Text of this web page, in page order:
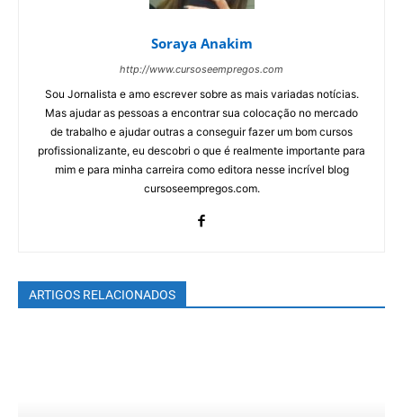
Soraya Anakim
http://www.cursoseempregos.com
Sou Jornalista e amo escrever sobre as mais variadas notícias.
Mas ajudar as pessoas a encontrar sua colocação no mercado
de trabalho e ajudar outras a conseguir fazer um bom cursos
profissionalizante, eu descobri o que é realmente importante para
mim e para minha carreira como editora nesse incrível blog
cursoseempregos.com.
ARTIGOS RELACIONADOS